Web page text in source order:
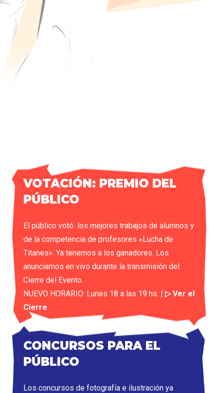
VOTACIÓN: PREMIO DEL
PÚBLICO
El público votó los mejores trabajos de alumnos y
de la competencia de profesores «Lucha de
Titanes». Ya tenemos a los ganadores. Los
anunciamos en vivo durante la transmisión del
Cierre del Evento.
NUEVO HORARIO: Lunes 18 a las 19 hs. | ▷ Ver el
Cierre
CONCURSOS PARA EL
PÚBLICO
Los concursos de fotografía e ilustración ya